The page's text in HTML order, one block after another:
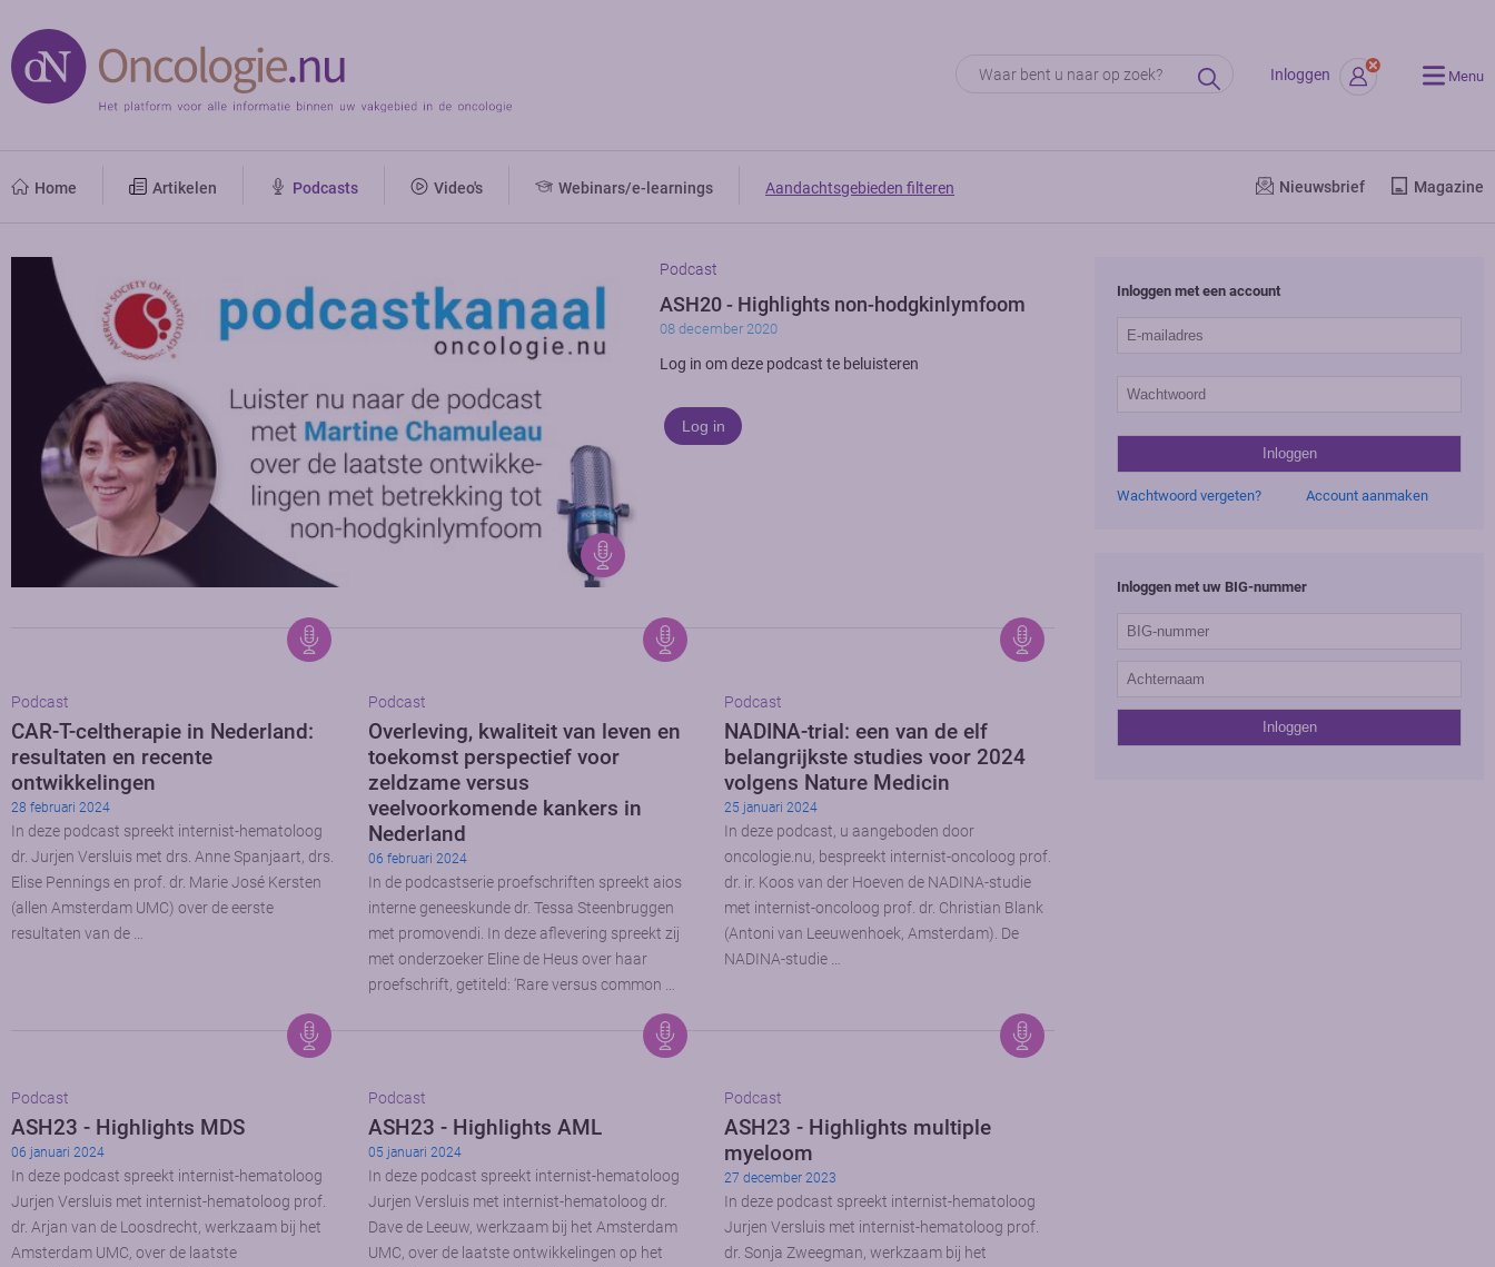
Inloggen Menu
Home Artikelen Podcasts Video's Webinars/e-learnings Aandachtsgebieden filteren Nieuwsbrief Magazine
Podcast
ASH20 - Highlights non-hodgkinlymfoom
08 december 2020
Log in om deze podcast te beluisteren
Log in
Podcast
CAR-T-celtherapie in Nederland:
resultaten en recente
ontwikkelingen
28 februari 2024
In deze podcast spreekt internist-hematoloog
dr. Jurjen Versluis met drs. Anne Spanjaart, drs.
Elise Pennings en prof. dr. Marie José Kersten
(allen Amsterdam UMC) over de eerste
resultaten van de …
Podcast
Overleving, kwaliteit van leven en
toekomst perspectief voor
zeldzame versus
veelvoorkomende kankers in
Nederland
06 februari 2024
In de podcastserie proefschriften spreekt aios
interne geneeskunde dr. Tessa Steenbruggen
met promovendi. In deze aflevering spreekt zij
met onderzoeker Eline de Heus over haar
proefschrift, getiteld: ‘Rare versus common …
Podcast
NADINA-trial: een van de elf
belangrijkste studies voor 2024
volgens Nature Medicin
25 januari 2024
In deze podcast, u aangeboden door
oncologie.nu, bespreekt internist-oncoloog prof.
dr. ir. Koos van der Hoeven de NADINA-studie
met internist-oncoloog prof. dr. Christian Blank
(Antoni van Leeuwenhoek, Amsterdam). De
NADINA-studie …
Podcast
ASH23 - Highlights MDS
06 januari 2024
In deze podcast spreekt internist-hematoloog
Jurjen Versluis met internist-hematoloog prof.
dr. Arjan van de Loosdrecht, werkzaam bij het
Amsterdam UMC, over de laatste
Podcast
ASH23 - Highlights AML
05 januari 2024
In deze podcast spreekt internist-hematoloog
Jurjen Versluis met internist-hematoloog dr.
Dave de Leeuw, werkzaam bij het Amsterdam
UMC, over de laatste ontwikkelingen op het
Podcast
ASH23 - Highlights multiple
myeloom
27 december 2023
In deze podcast spreekt internist-hematoloog
Jurjen Versluis met internist-hematoloog prof.
dr. Sonja Zweegman, werkzaam bij het
Inloggen met een account
Wachtwoord vergeten? Account aanmaken
Inloggen met uw BIG-nummer